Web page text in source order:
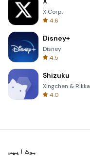
X Corp.
4.6
Disney+
Disney
4.5
Shizuku
Xingchen & Rikka
4.0
ہوٹ ایپس